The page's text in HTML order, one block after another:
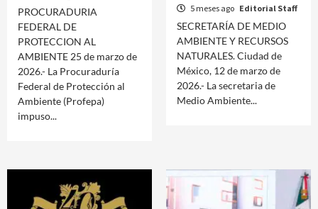
PROCURADURIA
FEDERAL DE
PROTECCION AL
AMBIENTE 25 de marzo de
2026.- La Procuraduría
Federal de Protección al
Ambiente (Profepa)
impuso...
5 meses ago Editorial Staff
SECRETARÍA DE MEDIO
AMBIENTE Y RECURSOS
NATURALES. Ciudad de
México, 12 de marzo de
2026.- La secretaria de
Medio Ambiente...